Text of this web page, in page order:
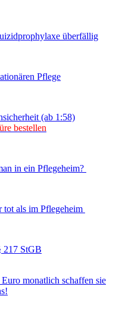
überfällig
Pflege
(ab 1:58)
bestellen
in ein Pflegeheim?
tot als im Pflegeheim
217 StGB
monatlich schaffen sie